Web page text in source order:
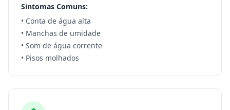
Sintomas Comuns:
• Conta de água alta
• Manchas de umidade
• Som de água corrente
• Pisos molhados